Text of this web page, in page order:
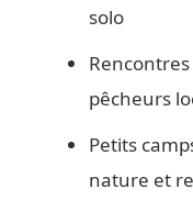
solo
pêcheurs
Petits
nature et